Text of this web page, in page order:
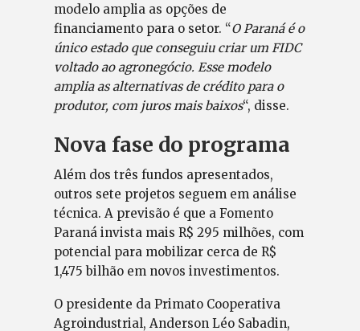
modelo amplia as opções de
financiamento para o setor. “O Paraná é o
único estado que conseguiu criar um FIDC
voltado ao agronegócio. Esse modelo
amplia as alternativas de crédito para o
produtor, com juros mais baixos“, disse.
Nova fase do programa
Além dos três fundos apresentados,
outros sete projetos seguem em análise
técnica. A previsão é que a Fomento
Paraná invista mais R$ 295 milhões, com
potencial para mobilizar cerca de R$
1,475 bilhão em novos investimentos.
O presidente da Primato Cooperativa
Agroindustrial, Anderson Léo Sabadin,